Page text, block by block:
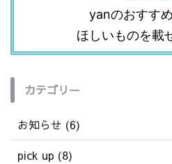
yanのおすす
ほしいものを載
カテゴリー
お知らせ (6)
pick up (8)